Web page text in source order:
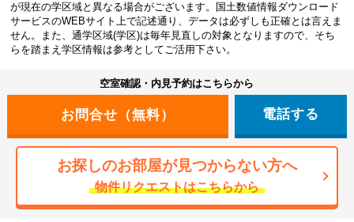
が現在の学区域と異なる場合がございます。国土数値情報ダウンロード
サービスのWEBサイト上で記述通り、データは必ずしも正確とは言えま
せん。また、通学区域(学区)は毎年見直しの対象となりますので、そち
らを踏まえ学区情報は参考としてご活用下さい。
空室確認・内見予約はこちらから
電話する
お探しのお部屋が見つからない方へ
物件リクエストはこちらから